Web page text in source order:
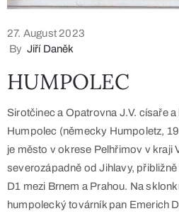
27. August 2023
By Jiří Daněk
HUMPOLEC
Sirotčinec a Opatrovna J.V. císaře
Humpolec (německy Humpoletz,
je město v okrese Pelhřimov v kraji
severozápadně od Jihlavy,
D1 mezi Brnem a Prahou. Na
humpolecký továrník pan Emerich